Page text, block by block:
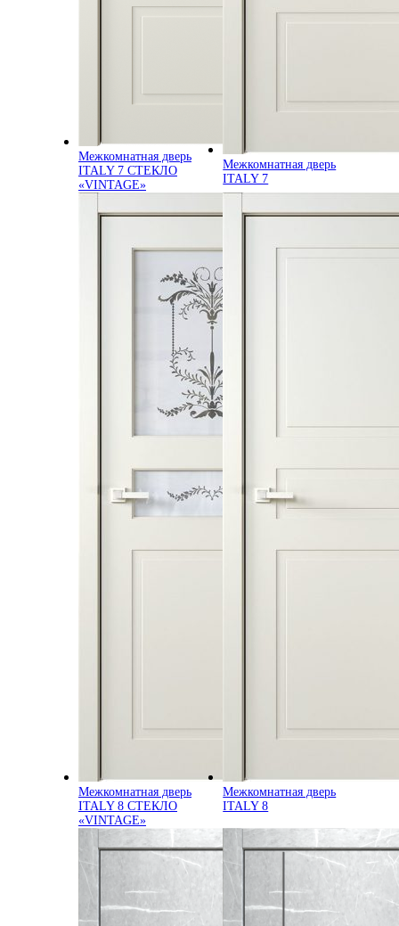
Межкомнатная дверь
ITALY 7 СТЕКЛО
«VINTAGE»
Межкомнатная дверь
ITALY 7
Межкомнатная дверь
ITALY 8 СТЕКЛО
«VINTAGE»
Межкомнатная дверь
ITALY 8